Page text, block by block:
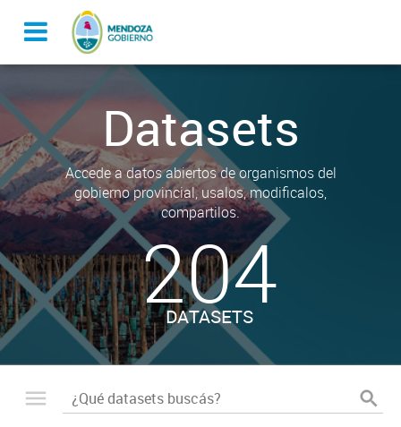
Datasets
Accede a datos abiertos de organismos del
gobierno provincial, usalos, modificalos,
compartilos.
204
DATASETS